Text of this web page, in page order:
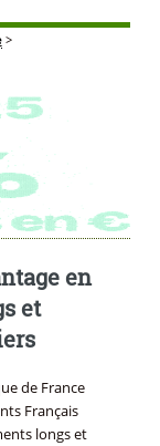
>
en
et
de France
Français
longs et